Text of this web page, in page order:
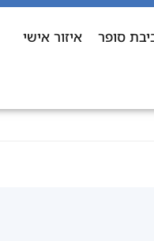
סופר איזור אישי